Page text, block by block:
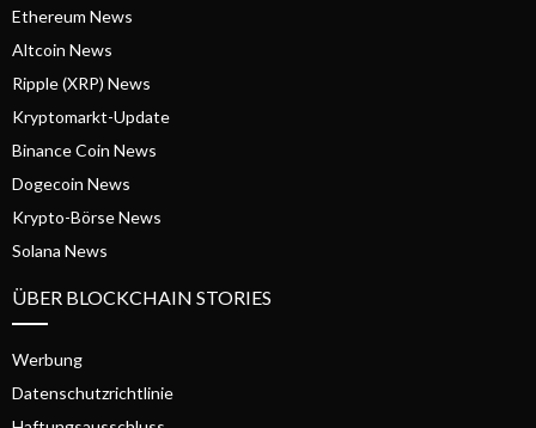
Ethereum News
Altcoin News
Ripple (XRP) News
Kryptomarkt-Update
Binance Coin News
Dogecoin News
Krypto-Börse News
Solana News
ÜBER BLOCKCHAIN STORIES
Werbung
Datenschutzrichtlinie